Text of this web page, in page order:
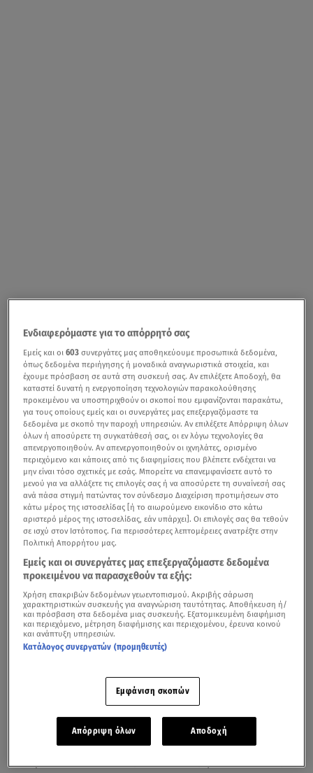
Μετά το πρότυπο urban experience κατάστημα στο
κέντρο του Κολωνακίου, rnlt©Athens, η GA Motors AE,
Ενδιαφερόμαστε για το απόρρητό σας
Εμείς και οι603 συνεργάτες μας αποθηκεύουμε προσωπικά δεδομένα,
όπως δεδομένα περιήγησης ή μοναδικά αναγνωριστικά στοιχεία, και
έχουμε πρόσβαση σε αυτά στη συσκευή σας. Αν επιλέξετε Αποδοχή, θα
καταστεί δυνατή η ενεργοποίηση τεχνολογιών παρακολούθησης
προκειμένου να υποστηριχθούν οι σκοποί που εμφανίζονται παρακάτω,
για τους οποίους εμείς και οι συνεργάτες μας επεξεργαζόμαστε τα
δεδομένα με σκοπό την παροχή υπηρεσιών. Αν επιλέξετε Απόρριψη όλων
όλων ή αποσύρετε τη συγκατάθεσή σας, οι εν λόγω τεχνολογίες θα
απενεργοποιηθούν. Αν απενεργοποιηθούν οι ιχνηλάτες, ορισμένο
περιεχόμενο και κάποιες από τις διαφημίσεις που βλέπετε ενδέχεται να
μην είναι τόσο σχετικές με εσάς. Μπορείτε να επανεμφανίσετε αυτό το
μενού για να αλλάξετε τις επιλογές σας ή να αποσύρετε τη συναίνεσή σας
ανά πάσα στιγμή πατώντας τον σύνδεσμο Διαχείριση προτιμήσεων στο
κάτω μέρος της ιστοσελίδας [ή το αιωρούμενο εικονίδιο στο κάτω
αριστερό μέρος της ιστοσελίδας, εάν υπάρχει]. Οι επιλογές σας θα τεθούν
σε ισχύ στον Ιστότοπος. Για περισσότερες λεπτομέρειες ανατρέξτε στην
Πολιτική Απορρήτου μας.
Εμείς και οι συνεργάτες μας επεξεργαζόμαστε δεδομένα
προκειμένου να παρασχεθούν τα εξής:
Χρήση επακριβών δεδομένων γεωεντοπισμού. Ακριβής σάρωση
χαρακτηριστικών συσκευής για αναγνώριση ταυτότητας. Αποθήκευση ή/
και πρόσβαση στα δεδομένα μιας συσκευής. Εξατομικευμένη διαφήμιση
και περιεχόμενο, μέτρηση διαφήμισης και περιεχομένου, έρευνα κοινού
και ανάπτυξη υπηρεσιών.
Κατάλογος συνεργατών (προμηθευτές)
Εμφάνιση σκοπών
Απόρριψη όλων Αποδοχή